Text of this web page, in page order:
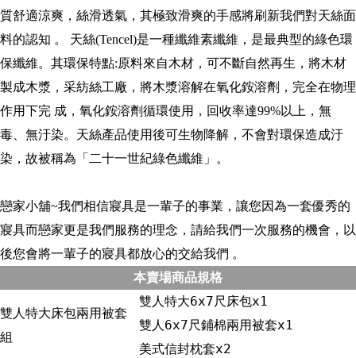
質舒適涼爽，絲滑透氣，其極致滑爽的手感將刷新我們對天絲面
料的認知 。 天絲(Tencel)是一種纖維素纖維，是最典型的綠色環
保纖維。其環保特點:原料來自木材，可不斷自然再生，將木材
製成木漿，采紡絲工廠，將木漿溶解在氧化銨溶劑，完全在物理
作用下完 成，氧化銨溶劑循環使用，回收率達99%以上，無
毒、無汙染。天絲產品使用後可生物降解，不會對環保造成汙
染，故被稱為「二十一世紀綠色纖維」。
戀家小舖~我們相信寢具是一輩子的事業，讓您因為一套優秀的
寢具而戀家更是我們服務的理念，請給我們一次服務的機會，以
後您會將一輩子的寢具都放心的交給我們 。
本賣場商品規格
雙人特大床包兩用被套
組
雙人特大6x7尺床包x1
雙人6x7尺鋪棉兩用被套x1
美式信封枕套x2